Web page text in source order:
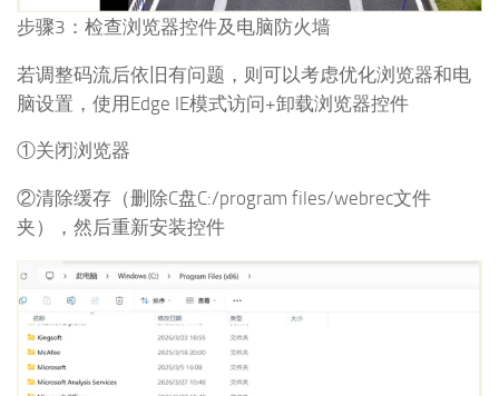
步骤3：检查浏览器控件及电脑防火墙
若调整码流后依旧有问题，则可以考虑优化浏览器和电
脑设置，使用Edge IE模式访问+卸载浏览器控件
①关闭浏览器
②清除缓存（删除C盘C:/program files/webrec文件
夹），然后重新安装控件